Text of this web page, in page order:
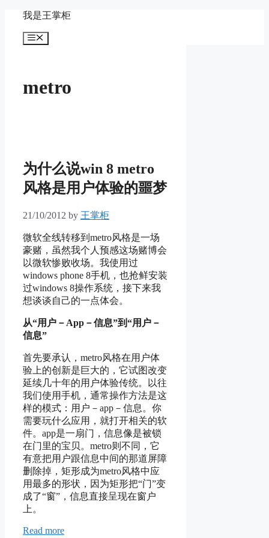
content
我是王掌柜
Menu
metro
为什么说win 8 metro
风格是用户体验的噩梦
21/10/2012 by 王掌柜
微软全线转移到metro风格是一场
豪赌，虽然我个人预感这场赌博会
以微软惨败收场。我使用过
windows phone 8手机，也抢鲜安装
过windows 8操作系统，接下来我
想谈谈自己的一点体会。
从“用户－App－信息”到“用户－
信息”
首先要承认，metro风格在用户体
验上的创新是巨大的，它试图改变
延续几十年的用户体验传统。以往
我们使用手机，通常操作方法是这
样的模式：用户－app－信息。你
需要玩什么应用，就打开相关的软
件。app是一扇门，信息像是被锁
在门里的宝贝。metro则不同，它
有意把用户跟信息中间的那道屏障
删除掉，矩形成为metro风格中应
用最多的形状，因为矩形把“门”变
成了“窗”，信息直接呈现在窗户
上。
Read more